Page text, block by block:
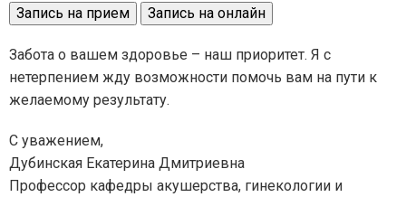
Запись на прием Запись на онлайн
Забота о вашем здоровье – наш приоритет. Я с
нетерпением жду возможности помочь вам на пути к
желаемому результату.
С уважением,
Дубинская Екатерина Дмитриевна
Профессор кафедры акушерства, гинекологии и